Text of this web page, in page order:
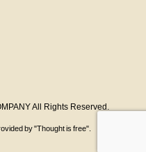
All Rights Reserved.
by "Thought is free".